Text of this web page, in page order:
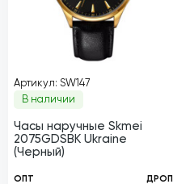
Артикул: SW147
В наличии
Часы наручные Skmei
2075GDSBK Ukraine
(Черный)
ОПТ ДРОП